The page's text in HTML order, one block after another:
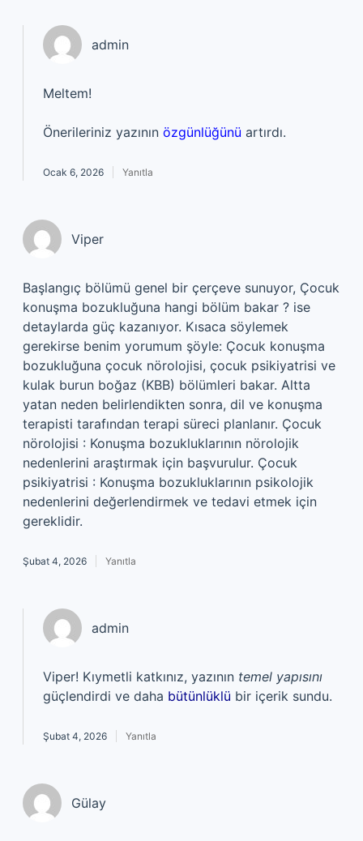
admin
Meltem!
Önerileriniz yazının özgünlüğünü artırdı.
Ocak 6, 2026 Yanıtla
Viper
Başlangıç bölümü genel bir çerçeve sunuyor, Çocuk
konuşma bozukluğuna hangi bölüm bakar ? ise
detaylarda güç kazanıyor. Kısaca söylemek
gerekirse benim yorumum şöyle: Çocuk konuşma
bozukluğuna çocuk nörolojisi, çocuk psikiyatrisi ve
kulak burun boğaz (KBB) bölümleri bakar. Altta
yatan neden belirlendikten sonra, dil ve konuşma
terapisti tarafından terapi süreci planlanır. Çocuk
nörolojisi : Konuşma bozukluklarının nörolojik
nedenlerini araştırmak için başvurulur. Çocuk
psikiyatrisi : Konuşma bozukluklarının psikolojik
nedenlerini değerlendirmek ve tedavi etmek için
gereklidir.
Şubat 4, 2026 Yanıtla
admin
Viper! Kıymetli katkınız, yazının temel yapısını
güçlendirdi ve daha bütünlüklü bir içerik sundu.
Şubat 4, 2026 Yanıtla
Gülay